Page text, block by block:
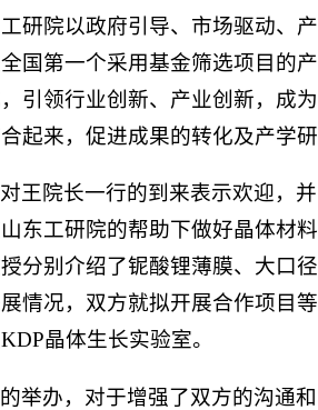
研院以政府引导、市场驱动、
国第一个采用基金筛选项目的
引领行业创新、产业创新，成
起来，促进成果的转化及产学
王院长一行的到来表示欢迎，
东工研院的帮助下做好晶体材
分别介绍了铌酸锂薄膜、大口
情况，双方就拟开展合作项目
晶体生长实验室。
举办，对于增强了双方的沟通